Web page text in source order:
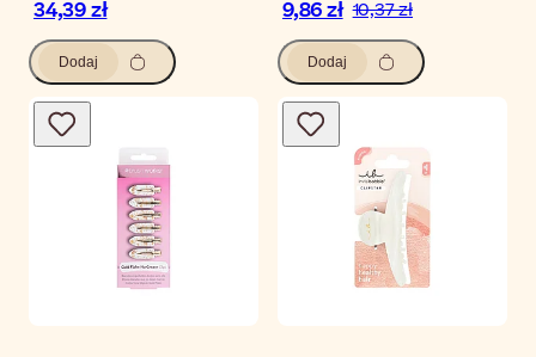
34,39 zł
Dodaj
9,86 zł 10,37 zł
Dodaj